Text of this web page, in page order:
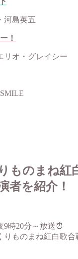
河島英五
！
リオ・グレイシー
ものまね紅
者を紹介！
9時20分～放送⏰
りものまね紅白歌合